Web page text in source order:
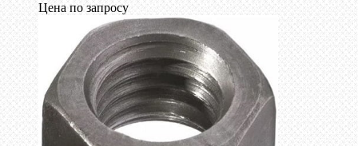
Цена по запросу